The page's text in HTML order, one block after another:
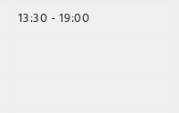
13:30 - 19:00